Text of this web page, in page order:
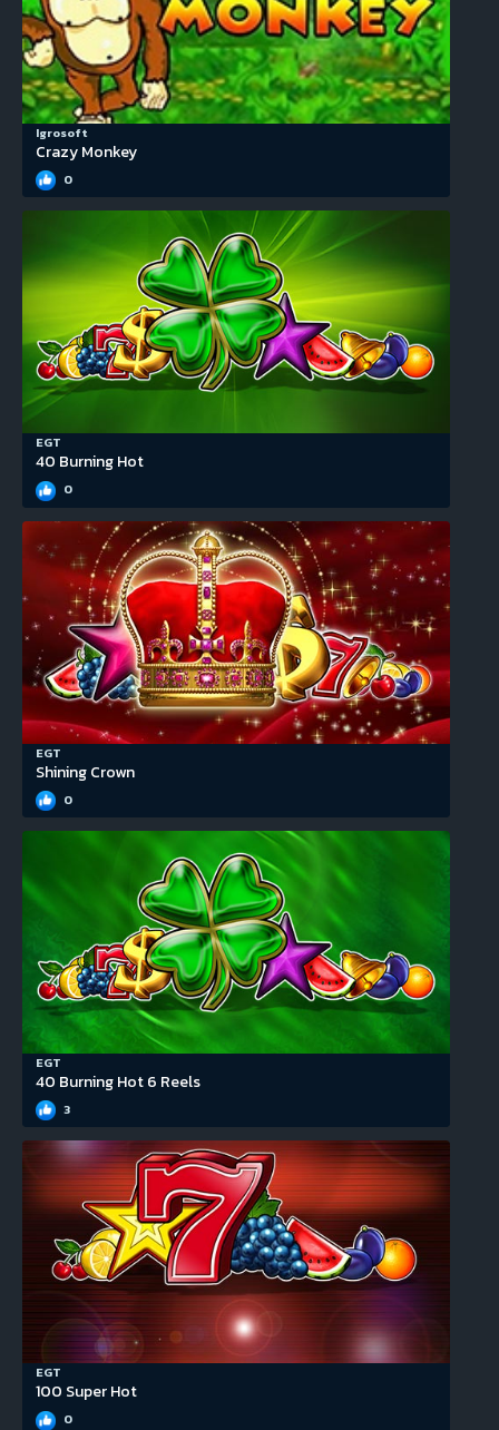
Igrosoft
Crazy Monkey
0
EGT
40 Burning Hot
0
EGT
Shining Crown
0
EGT
40 Burning Hot 6 Reels
3
EGT
100 Super Hot
0